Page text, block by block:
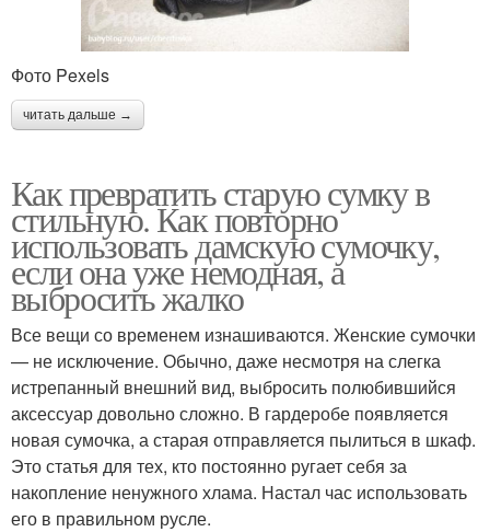
Фото Pexels
читать дальше →
Как превратить старую сумку в
стильную. Как повторно
использовать дамскую сумочку,
если она уже немодная, а
выбросить жалко
Все вещи со временем изнашиваются. Женские сумочки
— не исключение. Обычно, даже несмотря на слегка
истрепанный внешний вид, выбросить полюбившийся
аксессуар довольно сложно. В гардеробе появляется
новая сумочка, а старая отправляется пылиться в шкаф.
Это статья для тех, кто постоянно ругает себя за
накопление ненужного хлама. Настал час использовать
его в правильном русле.